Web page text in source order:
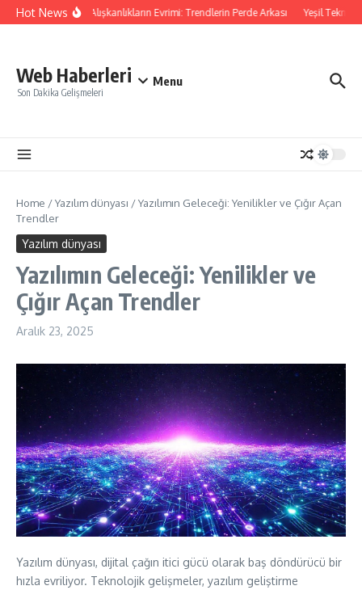
İçeriğe atla
Hot NewsDijital Alışkanlıkların Evrimi: Trendlerin Perde Arkası Yeşil
Web Haberleri
Son Dakika Gelişmeleri
Menu
Home /Yazılım dünyası /Yazılımın Geleceği: Yenilikler ve Çığır Açan
Trendler
Yazılım dünyası
Yazılımın Geleceği: Yenilikler ve
Çığır Açan Trendler
Aralık 23, 2025
Yazılım dünyası, dijital çağın itici gücü olarak baş döndürücü bir
hızla evriliyor. Teknolojik gelişmeler, yazılım geliştirme